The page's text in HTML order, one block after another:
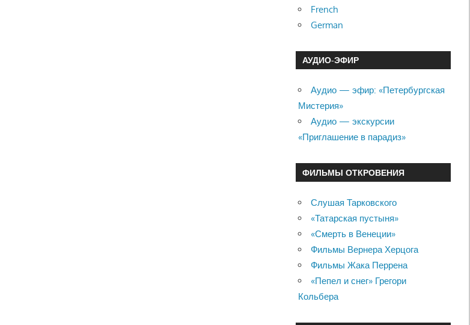
French
German
АУДИО-ЭФИР
Аудио — эфир: «Петербургская
Мистерия»
Аудио — экскурсии
«Приглашение в парадиз»
ФИЛЬМЫ ОТКРОВЕНИЯ
Слушая Тарковского
«Татарская пустыня»
«Смерть в Венеции»
Фильмы Вернера Херцога
Фильмы Жака Перрена
«Пепел и снег» Грегори
Кольбера